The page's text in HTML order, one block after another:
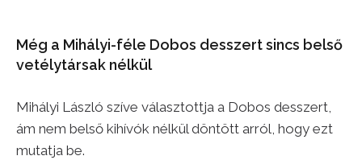
Még a Mihályi-féle Dobos desszert sincs belső
vetélytársak nélkül
Mihályi László szíve választottja a Dobos desszert,
ám nem belső kihívók nélkül döntött arról, hogy ezt
mutatja be.